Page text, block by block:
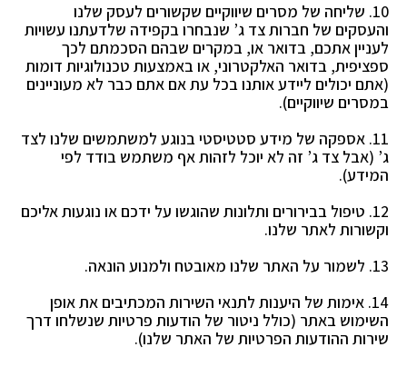
10. שליחה של מסרים שיווקיים שקשורים לעסק שלנו
והעסקים של חברות צד ג’ שנבחרו בקפידה שלדעתנו עשויות
לעניין אתכם, בדואר או, במקרים שבהם הסכמתם לכך
ספציפית, בדואר האלקטרוני, או באמצעות טכנולוגיות דומות
(אתם יכולים ליידע אותנו בכל עת אם אתם כבר לא מעוניינים
במסרים שיווקיים).
11. אספקה של מידע סטטיסטי בנוגע למשתמשים שלנו לצד
ג’ (אבל צד ג’ זה לא יוכל לזהות אף משתמש בודד לפי
המידע).
12. טיפול בבירורים ותלונות שהוגשו על ידכם או נוגעות אליכם
וקשורות לאתר שלנו.
13. לשמור על האתר שלנו מאובטח ולמנוע הונאה.
14. אימות של היענות לתנאי השירות המכתיבים את אופן
השימוש באתר (כולל ניטור של הודעות פרטיות שנשלחו דרך
שירות ההודעות הפרטיות של האתר שלנו).